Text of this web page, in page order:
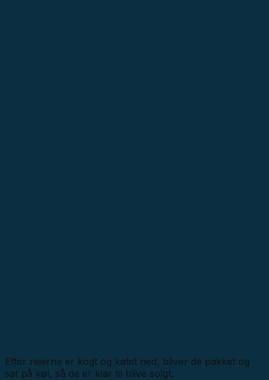
Efter rejerne er kogt og kølet ned, bliver de pakket og
sat på køl, så de er klar til blive solgt.